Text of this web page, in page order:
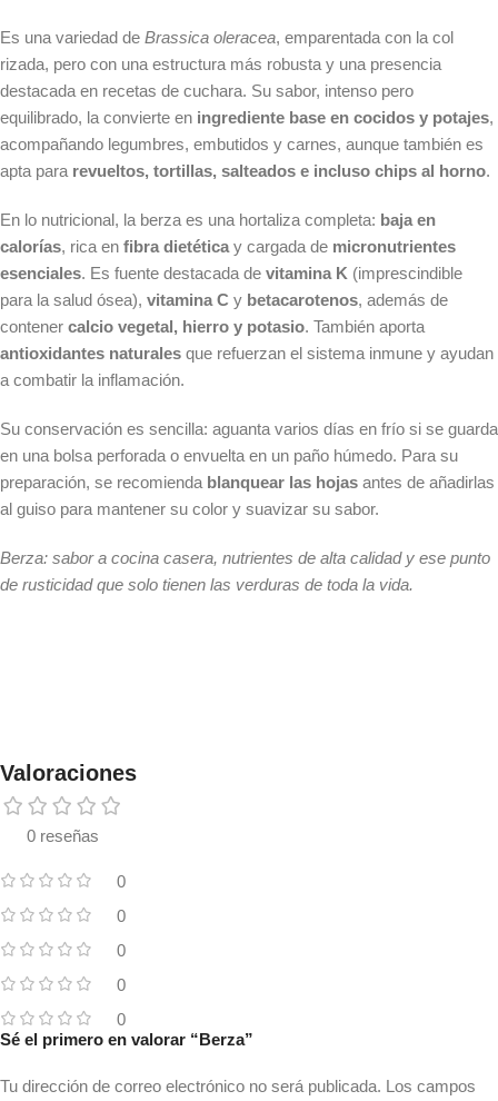
Es una variedad de Brassica oleracea, emparentada con la col
rizada, pero con una estructura más robusta y una presencia
destacada en recetas de cuchara. Su sabor, intenso pero
equilibrado, la convierte en ingrediente base en cocidos y potajes,
acompañando legumbres, embutidos y carnes, aunque también es
apta para revueltos, tortillas, salteados e incluso chips al horno.
En lo nutricional, la berza es una hortaliza completa: baja en
calorías, rica en fibra dietética y cargada de micronutrientes
esenciales. Es fuente destacada de vitamina K (imprescindible
para la salud ósea), vitamina C y betacarotenos, además de
contener calcio vegetal, hierro y potasio. También aporta
antioxidantes naturales que refuerzan el sistema inmune y ayudan
a combatir la inflamación.
Su conservación es sencilla: aguanta varios días en frío si se guarda
en una bolsa perforada o envuelta en un paño húmedo. Para su
preparación, se recomienda blanquear las hojas antes de añadirlas
al guiso para mantener su color y suavizar su sabor.
Berza: sabor a cocina casera, nutrientes de alta calidad y ese punto
de rusticidad que solo tienen las verduras de toda la vida.
Valoraciones
0 reseñas
0
0
0
0
0
Sé el primero en valorar “Berza”
Tu dirección de correo electrónico no será publicada. Los campos